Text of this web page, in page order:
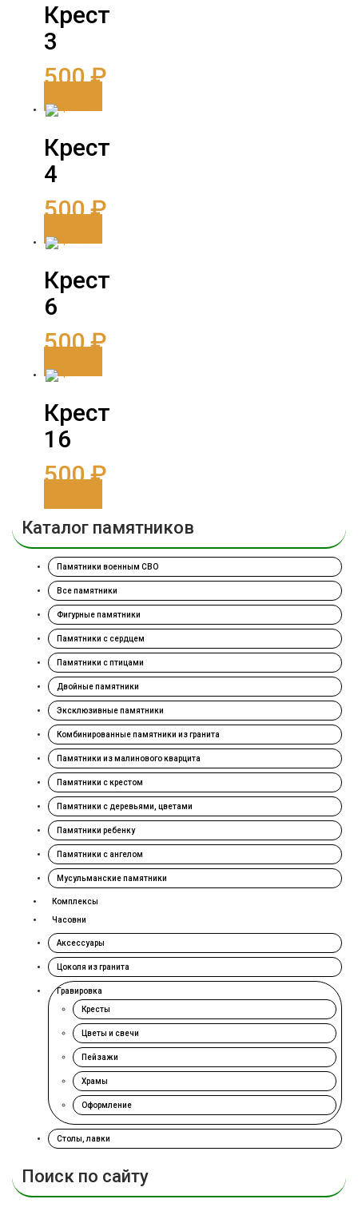
Крест
3
500₽
Крест
4
500₽
Крест
6
500₽
Крест
16
500₽
Каталог памятников
Памятники военным СВО
Все памятники
Фигурные памятники
Памятники с сердцем
Памятники с птицами
Двойные памятники
Эксклюзивные памятники
Комбинированные памятники из гранита
Памятники из малинового кварцита
Памятники с крестом
Памятники с деревьями, цветами
Памятники ребенку
Памятники с ангелом
Мусульманские памятники
Комплексы
Часовни
Аксессуары
Цоколя из гранита
Гравировка
Кресты
Цветы и свечи
Пейзажи
Храмы
Оформление
Столы, лавки
Поиск по сайту